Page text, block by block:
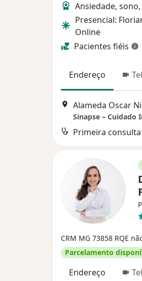
Ansiedade,
Presencial:
Online
Pacientes fiéis
Endereço
Sinapse – Cuidado
Primeira
CRM MG 73858 RQE
Parcelamento
Endereço